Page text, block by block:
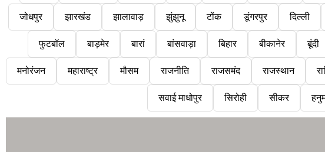
जोधपुर झारखंड झालावाड़ झुंझुनू टोंक डूंगरपुर दिल्ली
फुटबॉल बाड़मेर बारां बांसवाड़ा बिहार बीकानेर बूंदी
मनोरंजन महाराष्ट्र मौसम राजनीति राजसमंद राजस्थान
सवाई माधोपुर सिरोही सीकर